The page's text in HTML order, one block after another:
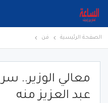
الصفحة الرئيسية فن
معالي الوزير..
عبد العزيز منه